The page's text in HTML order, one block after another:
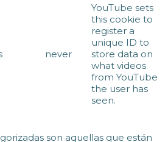
never
YouTube sets
this cookie to
register a
unique ID to
store data on
what videos
from YouTube
the user has
seen.
son aquellas que están